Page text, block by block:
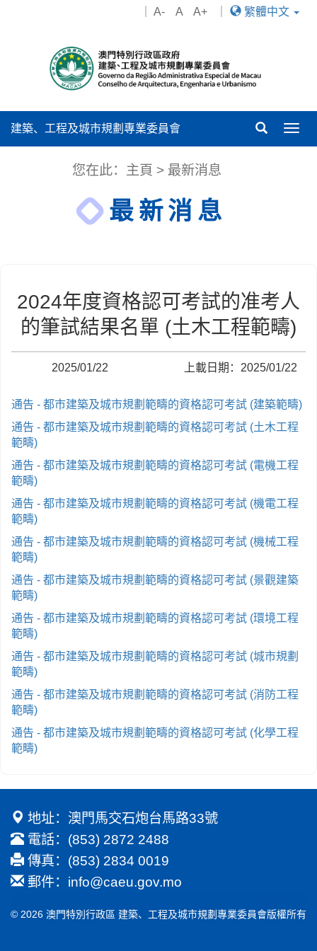
A- A A+ 繁體中文
建築、工程及城市規劃專業委員會
您在此： 主頁 > 最新消息
最新消息
2024年度資格認可考試的准考人
的筆試結果名單 (土木工程範疇)
2025/01/22 上載日期：2025/01/22
通告 - 都市建築及城市規劃範疇的資格認可考試 (建築範疇)
通告 - 都市建築及城市規劃範疇的資格認可考試 (土木工程
範疇)
通告 - 都市建築及城市規劃範疇的資格認可考試 (電機工程
範疇)
通告 - 都市建築及城市規劃範疇的資格認可考試 (機電工程
範疇)
通告 - 都市建築及城市規劃範疇的資格認可考試 (機械工程
範疇)
通告 - 都市建築及城市規劃範疇的資格認可考試 (景觀建築
範疇)
通告 - 都市建築及城市規劃範疇的資格認可考試 (環境工程
範疇)
通告 - 都市建築及城市規劃範疇的資格認可考試 (城市規劃
範疇)
通告 - 都市建築及城市規劃範疇的資格認可考試 (消防工程
範疇)
通告 - 都市建築及城市規劃範疇的資格認可考試 (化學工程
範疇)
地址：澳門馬交石炮台馬路33號
電話：(853) 2872 2488
傳真：(853) 2834 0019
郵件： info@caeu.gov.mo
© 2026 澳門特別行政區 建築、工程及城市規劃專業委員會版權所有